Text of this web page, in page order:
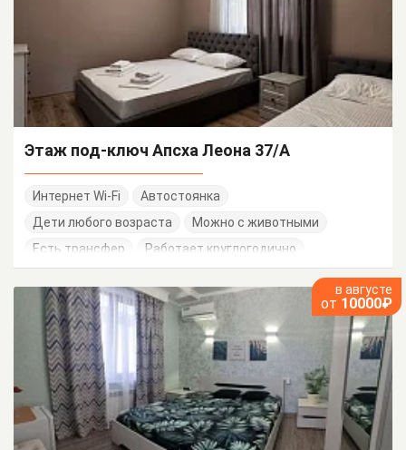
Этаж под-ключ Апсха Леона 37/А
Интернет Wi-Fi
Автостоянка
Дети любого возраста
Можно с животными
Есть трансфер
Работает круглогодично
в августе
от 10000₽